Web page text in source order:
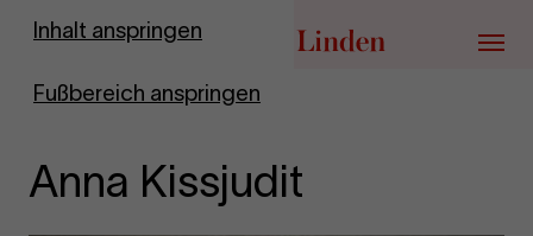
Inhalt anspringen
Fußbereich anspringen
Zur Startseite
Menü
Anna Kissjudit